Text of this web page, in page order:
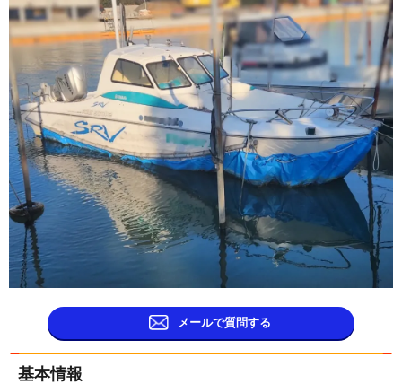
メールで質問する
基本情報